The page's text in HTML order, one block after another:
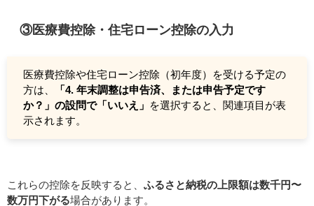
③医療費控除・住宅ローン控除の入力
医療費控除や住宅ローン控除（初年度）を受ける予定の
方は、
「4. 年末調整は申告済、または申告予定です
か？」の設問で「いいえ」
を選択すると、関連項目が表
示されます。
これらの控除を反映すると、 ふるさと納税の上限額は数千円〜
数万円下がる場合があります。